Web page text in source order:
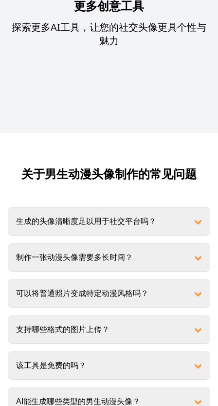
更多创意工具
探索更多AI工具，让您的社交头像更具个性与
魅力
关于男生动漫头像制作的常见问题
生成的头像清晰度足以用于社交平台吗？
制作一张动漫头像需要多长时间？
可以将普通照片变成特定动漫风格吗？
支持哪些格式的图片上传？
该工具是免费的吗？
AI能生成哪些类型的男生动漫头像？